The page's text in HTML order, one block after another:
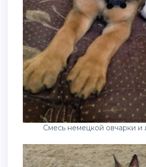
Смесь немецкой овчарки и